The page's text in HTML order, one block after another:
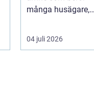
många husägare,
gar och fastighets...
04 juli 2026